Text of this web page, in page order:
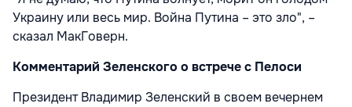
Украину или весь мир. Война Путина – это зло", –
сказал МакГоверн.
Комментарий Зеленского о встрече с Пелоси
Президент Владимир Зеленский в своем вечернем